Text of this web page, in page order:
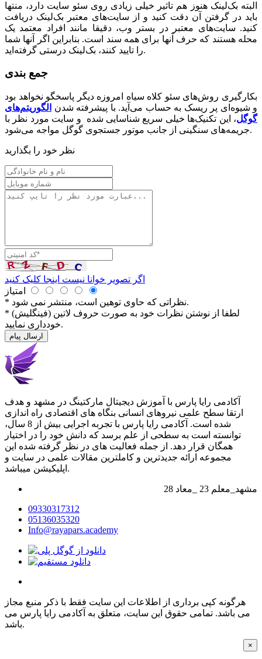
البته بک‌لینک هنوز هم تاثیر خیلی زیادی روی سئو سایت دارد، منتها
باید در گرفتن آن دقت کنید و از سایت‌های معتبر بک‌لینک دریافت
کنید. سایت‌های معتبر در بستر وب، دقیقا مانند افراد معتمد یک
محله هستند که حرف آنها برای همه سند است. بنابراین اگر آنها شما
را تایید کنند، بک‌لینک درستی گرفته‌اید.
جمع بندی
بکارگیری روش‌های سئو کلاه سیاه امروزه دیگر پاسخگو نخواهد بود
و شیوه‌ای پر ریسک به حساب می‌آید. با پیشرفته شدن
الگوریتم‌های
گوگل، این تکنیک‌ها خیلی سریع شناسایی شده و سایت مورد نظر با
جریمه‌های سنگینی از جانب موتور جستجوی گوگل مواجه می‌شود.
نظر خود را بگذارید
اگر تصویر خوانا نیست اینجا کلیک کنید
امتیاز
* نظراتی كه حاوی توهین است، منتشر نمی شود.
* لطفا از نوشتن نظرات خود به صورت حروف لاتین (فینگلیش)
خودداری نمایید.
ارسال پیام
آکادمی رایا پارس با آموزش دیجیتال مارکتینگ در مشهد و هدف
ارتقا سطح علمی نیروهای انسانی بنگاه های اقتصادی راه اندازی
شده است. آکادمی رایا پارس با تجربه اجرایی بیش از 8 سال،
توانسته است به سطحی از علم برسد که دانش خود را در اختیار
همگان قرار دهد. از جمله فعالیت های در نظر گرفته شده این
مجموعه ارائه جدیدترین و کاملترین مقالات علمی در سایت و
اپلیکیشن میباشد.
28 مشهد_معلم 23 _معاد
09330317312
05136035320
Info@rayapars.academy
هرگونه کپی برداری از اطلاعات این سایت فقط با ذکر منبع مجاز
می باشد. تمامی حقوق این سایت، متعلق به آکادمی رایا پارس می
باشد.
×